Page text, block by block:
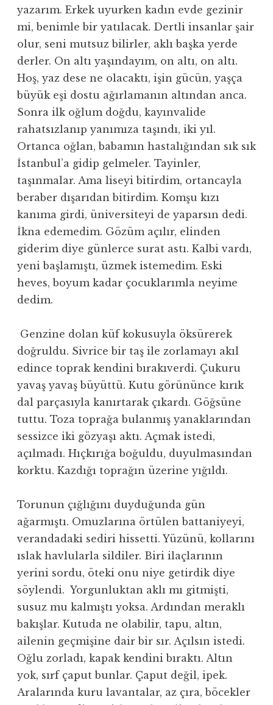
yazarım. Erkek uyurken kadın evde gezinir
mi, benimle bir yatılacak. Dertli insanlar şair
olur, seni mutsuz bilirler, aklı başka yerde
derler. On altı yaşındayım, on altı, on altı.
Hoş, yaz dese ne olacaktı, işin gücün, yaşça
büyük eşi dostu ağırlamanın altından anca.
Sonra ilk oğlum doğdu, kayınvalide
rahatsızlanıp yanımıza taşındı, iki yıl.
Ortanca oğlan, babamın hastalığından sık sık
İstanbul’a gidip gelmeler. Tayinler,
taşınmalar. Ama liseyi bitirdim, ortancayla
beraber dışarıdan bitirdim. Komşu kızı
kanıma girdi, üniversiteyi de yaparsın dedi.
İkna edemedim. Gözüm açılır, elinden
giderim diye günlerce surat astı. Kalbi vardı,
yeni başlamıştı, üzmek istemedim. Eski
heves, boyum kadar çocuklarımla neyime
dedim.
Genzine dolan küf kokusuyla öksürerek
doğruldu. Sivrice bir taş ile zorlamayı akıl
edince toprak kendini bırakıverdi. Çukuru
yavaş yavaş büyüttü. Kutu görününce kırık
dal parçasıyla kanırtarak çıkardı. Göğsüne
tuttu. Toza toprağa bulanmış yanaklarından
sessizce iki gözyaşı aktı. Açmak istedi,
açılmadı. Hıçkırığa boğuldu, duyulmasından
korktu. Kazdığı toprağın üzerine yığıldı.
Torunun çığlığını duyduğunda gün
ağarmıştı. Omuzlarına örtülen battaniyeyi,
verandadaki sediri hissetti. Yüzünü, kollarını
ıslak havlularla sildiler. Biri ilaçlarının
yerini sordu, öteki onu niye getirdik diye
söylendi. Yorgunluktan aklı mı gitmişti,
susuz mu kalmıştı yoksa. Ardından meraklı
bakışlar. Kutuda ne olabilir, tapu, altın,
ailenin geçmişine dair bir sır. Açılsın istedi.
Oğlu zorladı, kapak kendini bıraktı. Altın
yok, sırf çaput bunlar. Çaput değil, ipek.
Aralarında kuru lavantalar, az çıra, böcekler